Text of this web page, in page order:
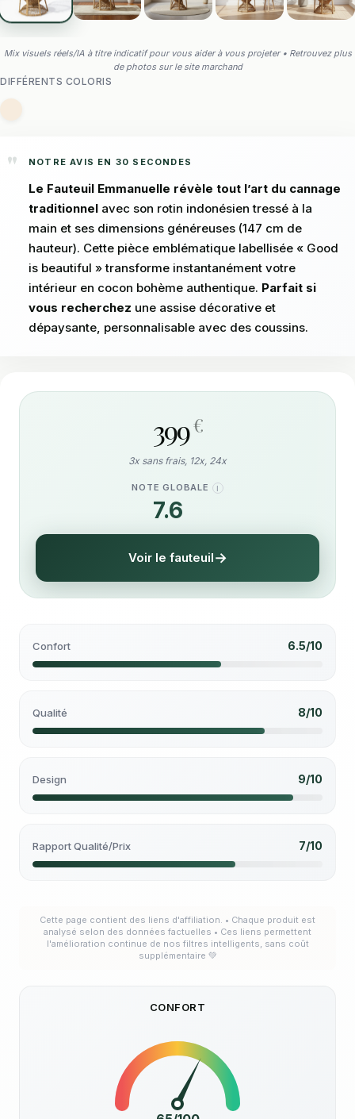
Mix visuels réels/IA à titre indicatif pour vous aider à vous projeter • Retrouvez plus
de photos sur le site marchand
DIFFÉRENTS COLORIS
NOTRE AVIS EN 30 SECONDES
Le Fauteuil Emmanuelle révèle tout l’art du cannage
traditionnel avec son rotin indonésien tressé à la
main et ses dimensions généreuses (147 cm de
hauteur). Cette pièce emblématique labellisée « Good
is beautiful » transforme instantanément votre
intérieur en cocon bohème authentique. Parfait si
vous recherchez une assise décorative et
dépaysante, personnalisable avec des coussins.
399€
3x sans frais, 12x, 24x
NOTE GLOBALE I
7.6
Voir le fauteuil
Confort 6.5/10
Qualité 8/10
Design 9/10
Rapport Qualité/Prix 7/10
Cette page contient des liens d'affiliation. • Chaque produit est
analysé selon des données factuelles • Ces liens permettent
l'amélioration continue de nos filtres intelligents, sans coût
supplémentaire 💚
CONFORT